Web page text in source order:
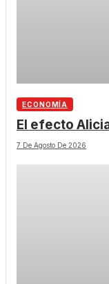
ECONOMÍA
El efecto
7 De Agosto De 2026